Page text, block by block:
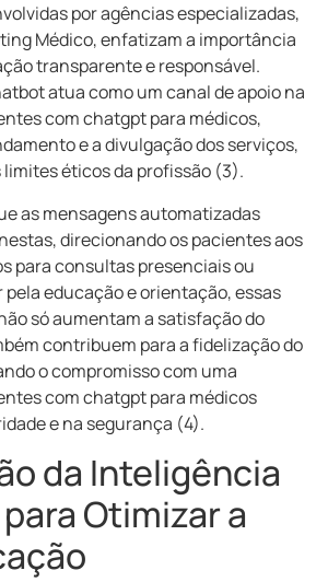
por agências especializadas,
Médico, enfatizam a importância
transparente e responsável.
atua como um canal de apoio na
com chatgpt para médicos,
e a divulgação dos serviços,
limites éticos da profissão (3).
as mensagens automatizadas
direcionando os pacientes aos
para consultas presenciais ou
pela educação e orientação, essas
só aumentam a satisfação do
contribuem para a fidelização do
o compromisso com uma
com chatgpt para médicos
e na segurança (4).
da Inteligência
Otimizar a